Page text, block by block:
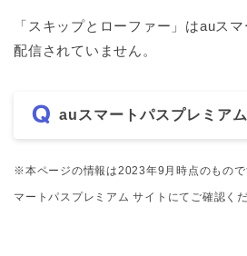
「スキップとローファー」はauス
配信されていません。
auスマートパスプレミア
※本ページの情報は2023年9月時点のもの
マートパスプレミアム サイトにてご確認くだ